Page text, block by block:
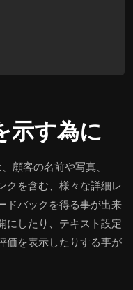
示す為に
顧客の名前や写真、
クを含む、様々な詳細レ
ドバックを得る事が出来
にしたり、テキスト設定
価を表示したりする事が